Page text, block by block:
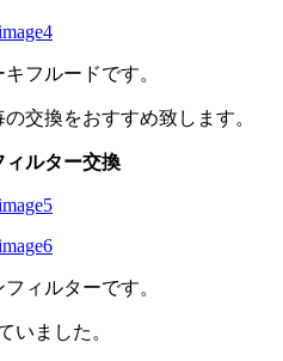
フルードです。
交換をおすすめ致します。
ィルター交換
ィルターです。
いました。